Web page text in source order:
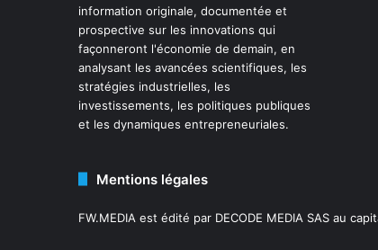
information originale, documentée et
prospective sur les innovations qui
façonneront l'économie de demain, en
analysant les avancées scientifiques, les
stratégies industrielles, les
investissements, les politiques publiques
et les dynamiques entrepreneuriales.
Mentions légales
FW.MEDIA est édité par DECODE MEDIA SAS au